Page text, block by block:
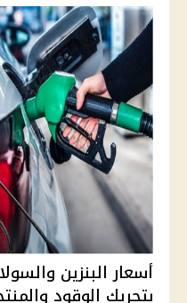
أسعار البنزين
بتحريك الوقود